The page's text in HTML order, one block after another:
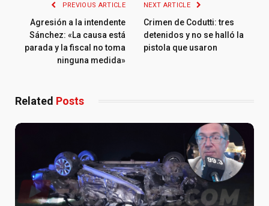
PREVIOUS ARTICLE
Agresión a la intendente
Sánchez: «La causa está
parada y la fiscal no toma
ninguna medida»
NEXT ARTICLE
Crimen de Codutti: tres
detenidos y no se halló la
pistola que usaron
Related Posts